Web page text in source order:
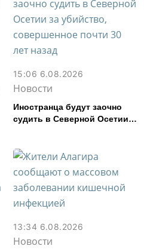
15:06 6.08.2026
Новости
Иностранца будут заочно
судить в Северной Осетии
13:34 6.08.2026
Новости